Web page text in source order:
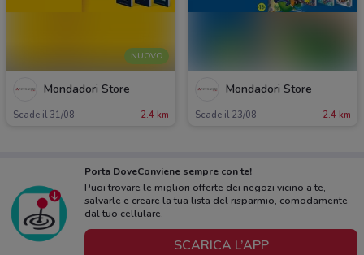
NUOVO
Mondadori Store
Scade il 31/08 2.4 km
Mondadori Store
Scade il 23/08 2.4 km
Porta DoveConviene sempre con te!
Puoi trovare le migliori offerte dei negozi vicino a te,
salvarle e creare la tua lista del risparmio, comodamente
dal tuo cellulare.
SCARICA L’APP